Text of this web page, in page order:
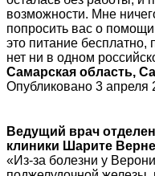
возможности. Мне
попросить вас о
это питание бесплатно,
нет ни в одном
Самарская область,
Опубликовано 3 апреля
Ведущий врач
клиники Шарите
«Из-за болезни у